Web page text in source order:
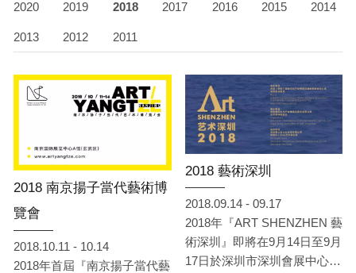
2020 2019 2018 2017 2016 2015 2014
2013 2012 2011
2018 南京揚子當代藝術博
覽會
2018.10.11 - 10.14
2018年首屆『南京揚子當代藝
2018 藝術深圳
2018.09.14 - 09.17
2018年『ART SHENZHEN 藝
術深圳』即將在9月14日至9月
17日於深圳市深圳會展中心6